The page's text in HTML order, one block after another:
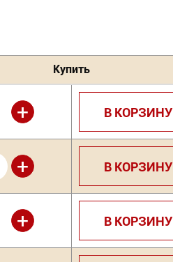
Купить
+ В КОРЗИНУ
+ В КОРЗИНУ
+ В КОРЗИНУ